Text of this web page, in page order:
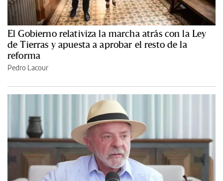
El Gobierno relativiza la marcha atrás con la Ley
de Tierras y apuesta a aprobar el resto de la
reforma
Pedro Lacour